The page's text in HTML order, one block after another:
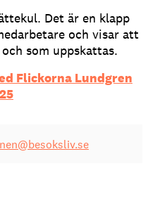
Det är en klapp
och visar att
som uppskattas.
Flickorna Lundgren